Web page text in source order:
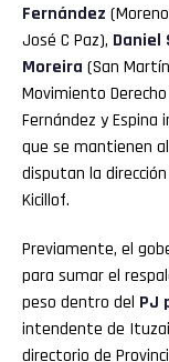
Fernández
José C Paz), Daniel
Moreira (San
Movimiento
Fernández y
que se mantienen
disputan la
Kicillof.
Previamente, el
para sumar el
peso dentro del PJ
intendente de
directorio de